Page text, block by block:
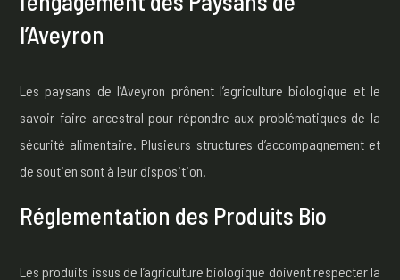
l’Aveyron
Les paysans de l’Aveyron prônent l’agriculture biologique et le
savoir-faire ancestral pour répondre aux problématiques de la
sécurité alimentaire. Plusieurs structures d’accompagnement et
de soutien sont à leur disposition.
Réglementation des Produits Bio
Les produits issus de l’agriculture biologique doivent respecter la